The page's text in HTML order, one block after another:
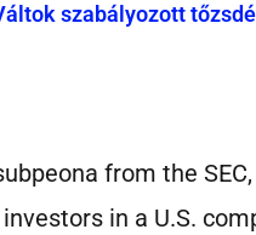
szabályozott
from the
in a U.S.